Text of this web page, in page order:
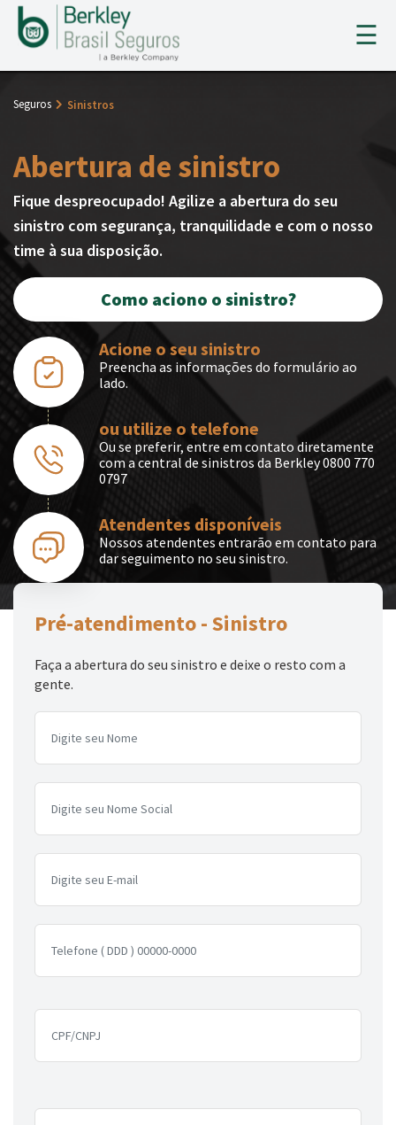
☰
×
A BERKLEY
SEGUROS
SINISTROS
TENDÊNCIAS
CADASTRO CORRETOR
LOGIN
NOSSAS REDES
FALE COM A BERKLEY | Canais de atendimento
Seguros Sinistros
Abertura de sinistro
Fique despreocupado! Agilize a abertura do seu
sinistro com segurança, tranquilidade e com o nosso
time à sua disposição.
Como aciono o sinistro?
Acione o seu sinistro
Preencha as informações do formulário ao
lado.
ou utilize o telefone
Ou se preferir, entre em contato diretamente
com a central de sinistros da Berkley 0800 770
0797
Atendentes disponíveis
Nossos atendentes entrarão em contato para
dar seguimento no seu sinistro.
Pré-atendimento - Sinistro
Faça a abertura do seu sinistro e deixe o resto com a
gente.